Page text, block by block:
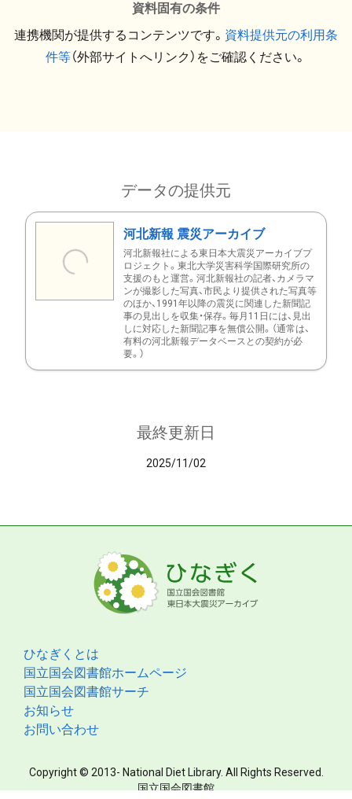
資料固有の条件
連携機関が提供するコンテンツです。 資料提供元の利用条
件等（外部サイトへリンク）をご確認ください。
データの提供元
河北新報 震災アーカイブ
河北新報社による東日本大震災アーカイブプ
ロジェクト。東北大学災害科学国際研究所の
支援のもと運営。河北新報社の記者、カメラマ
ンが撮影した写真、市民より提供された写真等
のほか、1991年以降の震災に関連した新聞記
事の見出しを収集・保存。毎月11日には、見出
しに対応した新聞記事を無償公開。（通常は、
有料の河北新報データベースとの契約が必
要。）
最終更新日
2025/11/02
ひなぎくとは
国立国会図書館ホームページ
国立国会図書館サーチ
お知らせ
お問い合わせ
Copyright © 2013- National Diet Library. All Rights Reserved.